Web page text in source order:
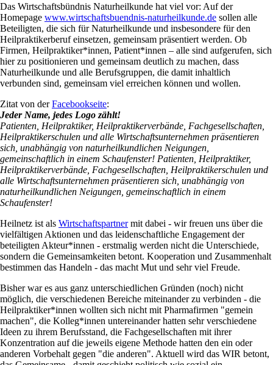
Das Wirtschaftsbündnis Naturheilkunde hat viel vor: Auf der
Homepage www.wirtschaftsbuendnis-naturheilkunde.de sollen alle
Beteiligten, die sich für Naturheilkunde und insbesondere für den
Heilpraktikerberuf einsetzen, gemeinsam präsentiert werden. Ob
Firmen, Heilpraktiker*innen, Patient*innen – alle sind aufgerufen, sich
hier zu positionieren und gemeinsam deutlich zu machen, dass
Naturheilkunde und alle Berufsgruppen, die damit inhaltlich
verbunden sind, gemeinsam viel erreichen können und wollen.
Zitat von derFacebookseite:
Jeder Name, jedes Logo zählt!
Patienten, Heilpraktiker, Heilpraktikerverbände, Fachgesellschaften,
Heilpraktikerschulen und alle Wirtschaftsunternehmen präsentieren
sich, unabhängig von naturheilkundlichen Neigungen,
gemeinschaftlich in einem Schaufenster! Patienten, Heilpraktiker,
Heilpraktikerverbände, Fachgesellschaften, Heilpraktikerschulen und
alle Wirtschaftsunternehmen präsentieren sich, unabhängig von
naturheilkundlichen Neigungen, gemeinschaftlich in einem
Schaufenster!
Heilnetz ist als Wirtschaftspartnermit dabei - wir freuen uns über die
vielfältigen Aktionen und das leidenschaftliche Engagement der
beteiligten Akteur*innen - erstmalig werden nicht die Unterschiede,
sondern die Gemeinsamkeiten betont. Kooperation und Zusammenhalt
bestimmen das Handeln - das macht Mut und sehr viel Freude.
Bisher war es aus ganz unterschiedlichen Gründen (noch) nicht
möglich, die verschiedenen Bereiche miteinander zu verbinden - die
Heilpraktiker*innen wollten sich nicht mit Pharmafirmen "gemein
machen", die Kolleg*innen untereinander hatten sehr verschiedene
Ideen zu ihrem Berufsstand, die Fachgesellschaften mit ihrer
Konzentration auf die jeweils eigene Methode hatten den ein oder
anderen Vorbehalt gegen "die anderen". Aktuell wird das WIR betont,